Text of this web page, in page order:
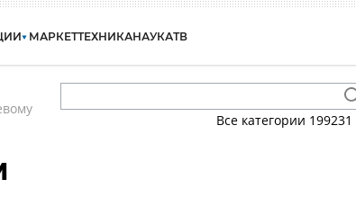
МАРКЕТТЕХНИКАНАУКАТВ
Все категории 199231